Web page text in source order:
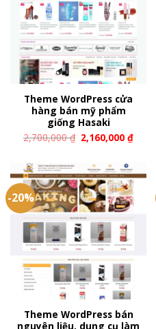
Theme WordPress cửa
hàng bán mỹ phẩm
giống Hasaki
2,700,000₫ 2,160,000₫
-20%
Theme WordPress bán
nguyên liệu, dung cụ làm